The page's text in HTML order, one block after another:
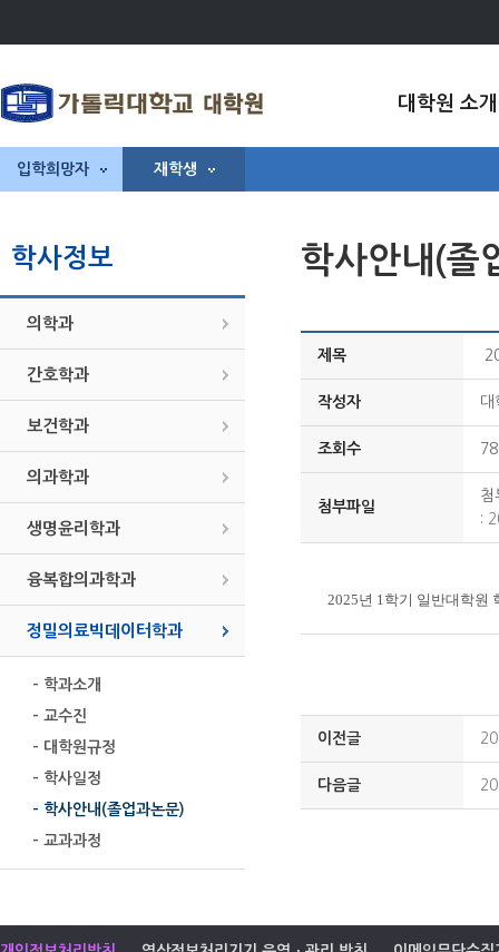
대학원 소개
입학희망자 재학생
학사정보
의학과
간호학과
보건학과
의과학과
생명윤리학과
융복합의과학과
정밀의료빅데이터학과
- 학과소개
- 교수진
- 대학원규정
- 학사일정
- 학사안내(졸업과논문)
- 교과과정
학사안내(졸
제목
작성자 대
조회수
첨부파일
첨
:
2025년 1학기 일반대학원
이전글
다음글